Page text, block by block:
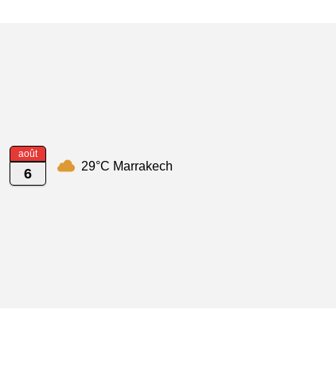
août
6 29°C Marrakech